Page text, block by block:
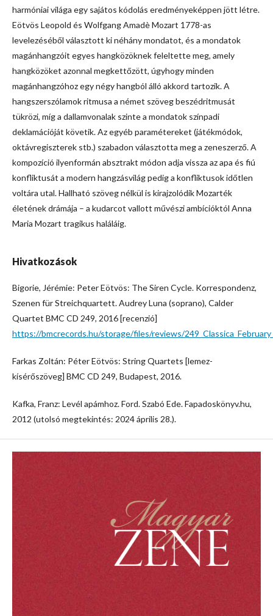
harmóniai világa egy sajátos kódolás eredményeképpen jött létre.
Eötvös Leopold és Wolfgang Amadè Mozart 1778-as
levelezéséből választott ki néhány mondatot, és a mondatok
magánhangzóit egyes hangközöknek feleltette meg, amely
hangközöket azonnal megkettőzött, úgyhogy minden
magánhangzóhoz egy négy hangból álló akkord tartozik. A
hangszerszólamok ritmusa a német szöveg beszédritmusát
tükrözi, míg a dallamvonalak szinte a mondatok színpadi
deklamációját követik. Az egyéb paramétereket (játékmódok,
oktávregiszterek stb.) szabadon választotta meg a zeneszerző. A
kompozíció ilyenformán absztrakt módon adja vissza az apa és fiú
konfliktusát a modern hangzásvilág pedig a konfliktusok időtlen
voltára utal. Hallható szöveg nélkül is kirajzolódik Mozarték
életének drámája – a kudarcot vallott művészi ambícióktól Anna
Maria Mozart tragikus haláláig.
Hivatkozások
Bigorie, Jérémie: Peter Eötvös: The Siren Cycle. Korrespondenz,
Szenen für Streichquartett. Audrey Luna (soprano), Calder
Quartet BMC CD 249, 2016 [recenzió]
https://bmcrecords.hu/storage/files/reviews/
Farkas Zoltán: Péter Eötvös: String Quartets [lemez-
kísérőszöveg] BMC CD 249, Budapest, 2016.
Kafka, Franz: Levél apámhoz. Ford. Szabó Ede. Fapadoskönyv.hu,
2012 (utolsó megtekintés: 2024 április 28.).